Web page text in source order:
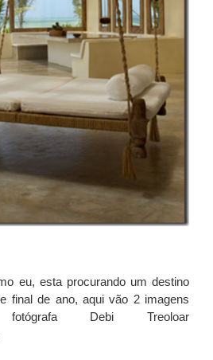
eu, esta procurando um destino
final de ano, aqui vão 2 imagens
Debi Treoloar